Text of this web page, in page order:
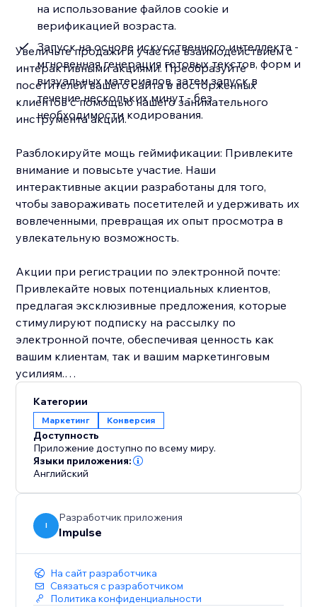
на использование файлов cookie и
верификацией возраста.
Запуск на основе искусственного интеллекта -
мгновенная генерация готовых текстов, форм и
визуальных материалов, затем запуск в
течение нескольких минут - без
необходимости кодирования.
Увеличьте продажи и участие взаимодействием с
интерактивными акциями. Преобразуйте
посетителей вашего сайта в восторженных
клиентов с помощью нашего занимательного
инструмента акций.
Разблокируйте мощь геймификации: Привлеките
внимание и повысьте участие. Наши
интерактивные акции разработаны для того,
чтобы завораживать посетителей и удерживать их
вовлеченными, превращая их опыт просмотра в
увлекательную возможность.
Акции при регистрации по электронной почте:
Привлекайте новых потенциальных клиентов,
предлагая эксклюзивные предложения, которые
стимулируют подписку на рассылку по
электронной почте, обеспечивая ценность как
вашим клиентам, так и вашим маркетинговым
усилиям.
Направленные акции и скидки: Настройте время и
место размещения ваших акций, чтобы
гарантировать, что они появятся в нужные
моменты, максимизирующие воздействие и
предоставляющие настроенные скидки на основе
взаимодействия посетителей.
Акции при попытке покинуть сайт: Не упускайте
возможность продажи. Наша технология акций
потенциальных клиентов и удерживать их в
момент, когда они готовы покинуть сайт.
Категории
Маркетинг Конверсия
Доступность
Приложение доступно по всему миру.
Языки приложения:
Английский
I
Разработчик приложения
Impulse
На сайт разработчика
Связаться с разработчиком
Политика конфиденциальности